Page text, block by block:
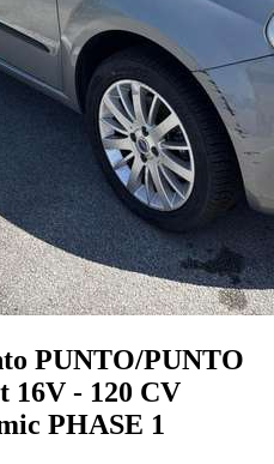
PUNTO/PUNTO
16V - 120 CV
PHASE 1